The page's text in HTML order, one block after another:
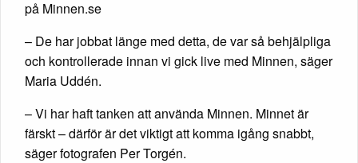
på Minnen.se
– De har jobbat länge med detta, de var så behjälpliga
och kontrollerade innan vi gick live med Minnen, säger
Maria Uddén.
– Vi har haft tanken att använda Minnen. Minnet är
färskt – därför är det viktigt att komma igång snabbt,
säger fotografen Per Torgén.